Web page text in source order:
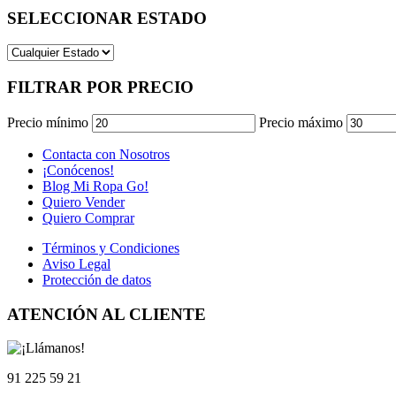
SELECCIONAR ESTADO
FILTRAR POR PRECIO
Precio mínimo Precio máximo
Contacta con Nosotros
¡Conócenos!
Blog Mi Ropa Go!
Quiero Vender
Quiero Comprar
Términos y Condiciones
Aviso Legal
Protección de datos
ATENCIÓN AL CLIENTE
91 225 59 21